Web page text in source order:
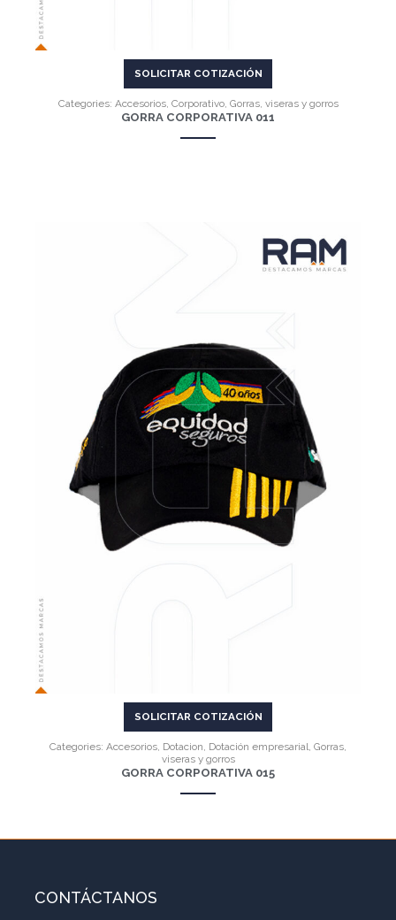
SOLICITAR COTIZACIÓN
Categories: Accesorios, Corporativo, Gorras, viseras y gorros
GORRA CORPORATIVA 011
SOLICITAR COTIZACIÓN
Categories: Accesorios Dotacion Dotación empresarial Gorras,
viseras y gorros
GORRA CORPORATIVA 015
CONTÁCTANOS